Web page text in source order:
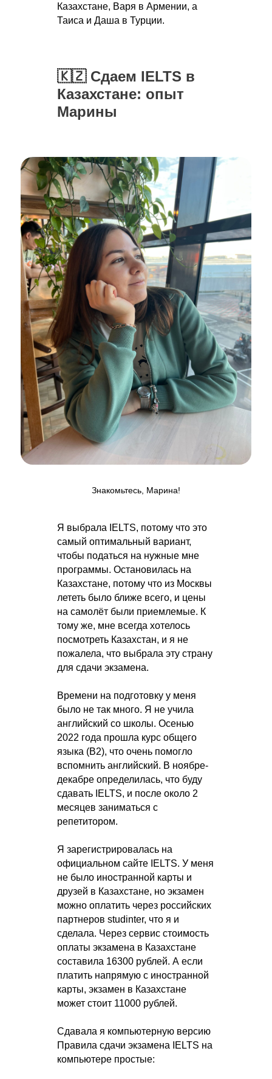
Казахстане, Варя в Армении, а
Таиса и Даша в Турции.
🇰🇿 Сдаем IELTS в
Казахстане: опыт
Марины
Знакомьтесь, Марина!
Я выбрала IELTS, потому что это
самый оптимальный вариант,
чтобы податься на нужные мне
программы. Остановилась на
Казахстане, потому что из Москвы
лететь было ближе всего, и цены
на самолёт были приемлемые. К
тому же, мне всегда хотелось
посмотреть Казахстан, и я не
пожалела, что выбрала эту страну
для сдачи экзамена.
Времени на подготовку у меня
было не так много. Я не учила
английский со школы. Осенью
2022 года прошла курс общего
языка (B2), что очень помогло
вспомнить английский. В ноябре-
декабре определилась, что буду
сдавать IELTS, и после около 2
месяцев заниматься с
репетитором.
Я зарегистрировалась на
официальном сайте IELTS. У меня
не было иностранной карты и
друзей в Казахстане, но экзамен
можно оплатить через российских
партнеров studinter, что я и
сделала. Через сервис стоимость
оплаты экзамена в Казахстане
составила 16300 рублей. А если
платить напрямую с иностранной
карты, экзамен в Казахстане
может стоит 11000 рублей.
Сдавала я компьютерную версию
Правила сдачи экзамена IELTS на
компьютере простые: